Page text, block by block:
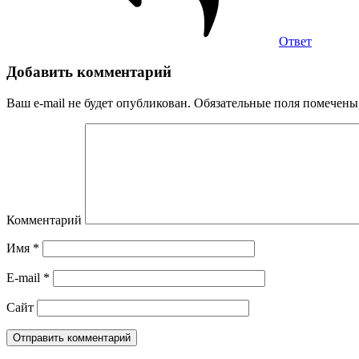
Ответ
Добавить комментарий
Ваш e-mail не будет опубликован. Обязательные поля
Комментарий
Имя *
E-mail *
Сайт